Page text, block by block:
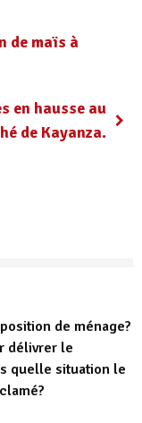
de maïs à
en hausse au
de Kayanza.
de ménage?
délivrer le
quelle situation le